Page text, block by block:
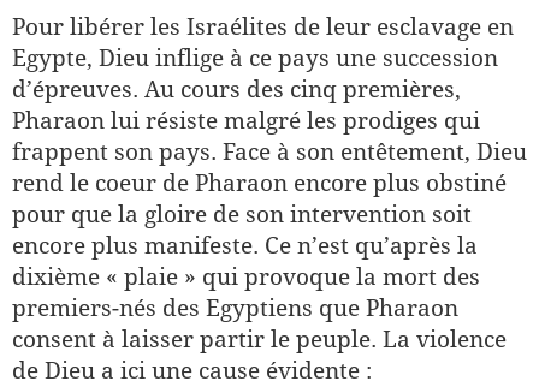
Pour libérer les Israélites de leur esclavage en
Egypte, Dieu inflige à ce pays une succession
d’épreuves. Au cours des cinq premières,
Pharaon lui résiste malgré les prodiges qui
frappent son pays. Face à son entêtement, Dieu
rend le coeur de Pharaon encore plus obstiné
pour que la gloire de son intervention soit
encore plus manifeste. Ce n’est qu’après la
dixième « plaie » qui provoque la mort des
premiers-nés des Egyptiens que Pharaon
consent à laisser partir le peuple. La violence
de Dieu a ici une cause évidente :